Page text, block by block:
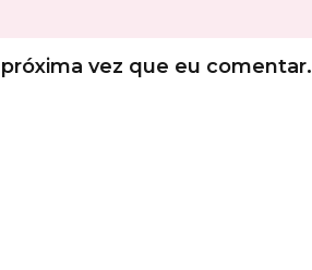
vez que eu comentar.